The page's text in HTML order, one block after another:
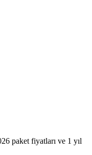
paket fiyatları ve 1 yıl